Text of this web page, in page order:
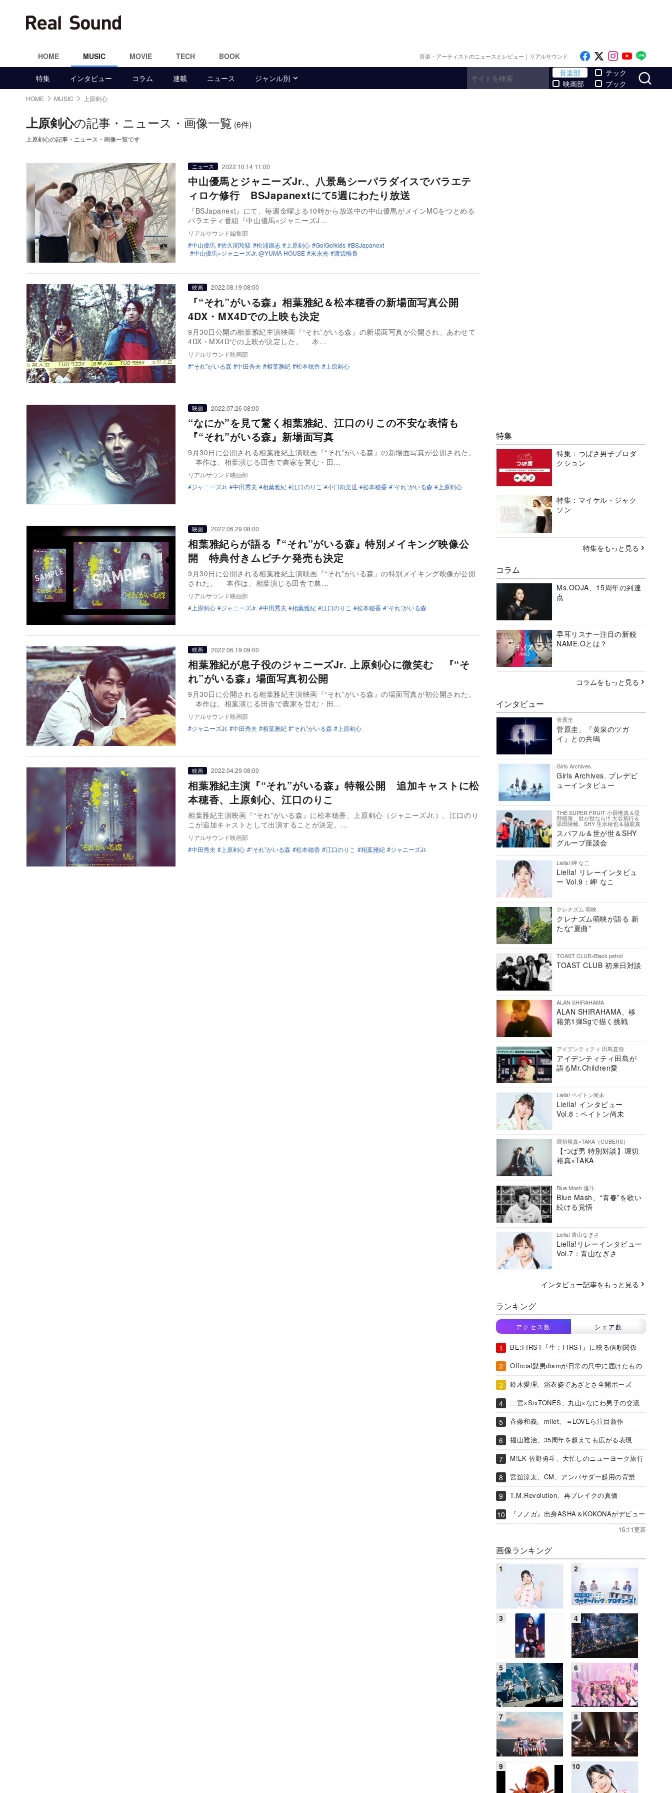
HOME MUSIC MOVIE TECH BOOK 音楽・アーティストのニュースとレビュー｜リアルサウンド Like on Facebook
Follow on x
Follow on
Follow
特集 インタビュー コラム 連載 ニュース ジャンル別
音楽部
映画部
テック
ブック
HOME MUSIC 上原剣心
上原剣心の記事・ニュース・画像一覧 (6件)
上原剣心の記事・ニュース・画像一覧です
ニュース 2022.10.14 11:00
中山優馬とジャニーズJr.、八景島シーパラダイスでバラエテ
ィロケ修行 BSJapanextにて5週にわたり放送
『BSJapanext』にて、毎週金曜よる10時から放送中の中山優馬がメインMCをつとめる
バラエティ番組『中山優馬×ジャニーズJ…
リアルサウンド編集部
中山優馬
佐久間玲駈 松浦銀志 上原剣心 Go!Go!kids
BSJapanext
中山優馬×ジャニーズJr. @YUMA HOUSE
末永光 渡辺惟良
映画 2022.08.19 08:00
『“それ”がいる森』相葉雅紀＆松本穂香の新場面写真公開
4DX・MX4Dでの上映も決定
9月30日公開の相葉雅紀主演映画『“それ”がいる森』の新場面写真が公開され、あわせて
4DX・MX4Dでの上映が決定した。 本…
リアルサウンド映画部
“それ”がいる森
中田秀夫 相葉雅紀 松本穂香 上原剣心
映画 2022.07.26 08:00
“なにか”を見て驚く相葉雅紀、江口のりこの不安な表情も
『“それ”がいる森』新場面写真
9月30日に公開される相葉雅紀主演映画『“それ”がいる森』の新場面写真が公開された。
本作は、相葉演じる田舎で農家を営む・田…
リアルサウンド映画部
ジャニーズJr.
中田秀夫 相葉雅紀 江口のりこ 小日向文世 松本穂香 “それ”がいる森 上原剣心
映画 2022.06.29 08:00
相葉雅紀らが語る『“それ”がいる森』特別メイキング映像公
開 特典付きムビチケ発売も決定
9月30日に公開される相葉雅紀主演映画『“それ”がいる森』の特別メイキング映像が公開
された。 本作は、相葉演じる田舎で農…
リアルサウンド映画部
上原剣心
ジャニーズJr. 中田秀夫 相葉雅紀 江口のりこ 松本穂香 “それ”がいる森
映画 2022.06.19 09:00
相葉雅紀が息子役のジャニーズJr. 上原剣心に微笑む 『“そ
れ”がいる森』場面写真初公開
9月30日に公開される相葉雅紀主演映画『“それ”がいる森』の場面写真が初公開された。
本作は、相葉演じる田舎で農家を営む・田…
リアルサウンド映画部
ジャニーズJr.
中田秀夫 相葉雅紀 “それ”がいる森 上原剣心
映画 2022.04.29 08:00
相葉雅紀主演『“それ”がいる森』特報公開 追加キャストに松
本穂香、上原剣心、江口のりこ
相葉雅紀主演映画『“それ”がいる森』に松本穂香、上原剣心（ジャニーズJr.）、江口のり
こが追加キャストとして出演することが決定。…
リアルサウンド映画部
中田秀夫
上原剣心 “それ”がいる森 松本穂香 江口のりこ 相葉雅紀 ジャニーズJr.
特集
特集：つばさ男子プロダ
クション
特集：マイケル・ジャク
ソン
特集をもっと見る
コラム
Ms.OOJA、15周年の到達
点
早耳リスナー注目の新鋭
NAME.Oとは？
コラムをもっと見る
インタビュー
菅原圭
菅原圭、『黄泉のツガ
イ』との共鳴
Girls Archives.
Girls Archives. プレデビ
ューインタビュー
THE SUPER FRUIT 小田惟真＆星
野晴海、世が世なら!!! 大谷篤行＆
添田陵輔、SHY 生水稜也＆脇龍真
スパフル＆世が世＆SHY
グループ座談会
Liella! 岬 なこ
Liella! リレーインタビュ
ー Vol.9：岬 なこ
クレナズム 萌映
クレナズム萌映が語る 新
たな“夏曲”
TOAST CLUB×Black petrol
TOAST CLUB 初来日対談
ALAN SHIRAHAMA
ALAN SHIRAHAMA、移
籍第1弾Sgで描く挑戦
アイデンティティ 田島直弥
アイデンティティ田島が
語るMr.Children愛
Liella! ペイトン尚未
Liella! インタビュー
Vol.8：ペイトン尚未
堀切裕真×TAKA（CUBERS）
【つば男 特別対談】堀切
裕真×TAKA
Blue Mash 優斗
Blue Mash、“青春”を歌い
続ける覚悟
Liella! 青山なぎさ
Liella!リレーインタビュー
Vol.7：青山なぎさ
インタビュー記事をもっと見る
ランキング
アクセス数 シェア数
BE:FIRST『生：FIRST』に映る信頼関係
Official髭男dismが日常の只中に届けたもの
鈴木愛理、浴衣姿であざとさ全開ポーズ
二宮×SixTONES、丸山×なにわ男子の交流
斉藤和義、milet、＝LOVEら注目新作
福山雅治、35周年を超えても広がる表現
M!LK 佐野勇斗、大忙しのニューヨーク旅行
宮舘涼太、CM、アンバサダー起用の背景
T.M.Revolution、再ブレイクの真価
『ノノガ』出身ASHA＆KOKONAがデビュー
16:11更新
画像ランキング